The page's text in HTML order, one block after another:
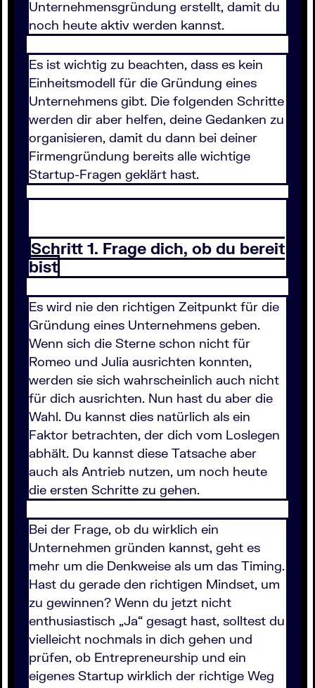
Unternehmensgründung erstellt, damit du
noch heute aktiv werden kannst.
Es ist wichtig zu beachten, dass es kein
Einheitsmodell für die Gründung eines
Unternehmens gibt. Die folgenden Schritte
werden dir aber helfen, deine Gedanken zu
organisieren, damit du dann bei deiner
Firmengründung bereits alle wichtige
Startup-Fragen geklärt hast.
Schritt 1. Frage dich, ob du bereit
bist
Es wird nie den richtigen Zeitpunkt für die
Gründung eines Unternehmens geben.
Wenn sich die Sterne schon nicht für
Romeo und Julia ausrichten konnten,
werden sie sich wahrscheinlich auch nicht
für dich ausrichten. Nun hast du aber die
Wahl. Du kannst dies natürlich als ein
Faktor betrachten, der dich vom Loslegen
abhält. Du kannst diese Tatsache aber
auch als Antrieb nutzen, um noch heute
die ersten Schritte zu gehen.
Bei der Frage, ob du wirklich ein
Unternehmen gründen kannst, geht es
mehr um die Denkweise als um das Timing.
Hast du gerade den richtigen Mindset, um
zu gewinnen? Wenn du jetzt nicht
enthusiastisch „Ja“ gesagt hast, solltest du
vielleicht nochmals in dich gehen und
prüfen, ob Entrepreneurship und ein
eigenes Startup wirklich der richtige Weg